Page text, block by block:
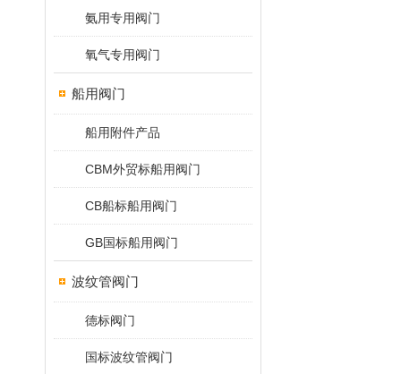
氨用专用阀门
氧气专用阀门
船用阀门
船用附件产品
CBM外贸标船用阀门
CB船标船用阀门
GB国标船用阀门
波纹管阀门
德标阀门
国标波纹管阀门